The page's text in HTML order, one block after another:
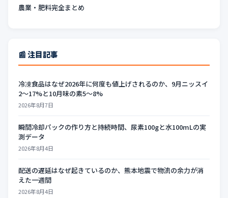
農業・肥料完全まとめ
📰 注目記事
冷凍食品はなぜ2026年に何度も値上げされるのか、9月ニッスイ
2〜17%と10月味の素5〜8%
2026年8月7日
瞬間冷却パックの作り方と持続時間、尿素100gと水100mLの実
測データ
2026年8月4日
配送の遅延はなぜ起きているのか、熊本地震で物流の余力が消
えた一週間
2026年8月4日